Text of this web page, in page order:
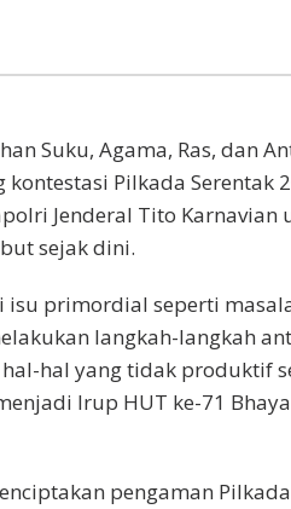
Suku, Agama, Ras, dan
Pilkada Serentak
Jenderal Tito
sejak dini.
primordial seperti
langkah-langkah
hal yang tidak produktif
Irup HUT ke-71
pengaman